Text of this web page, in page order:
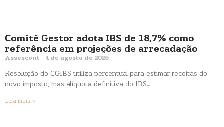
Comitê Gestor adota IBS de 18,7% como
referência em projeções de arrecadação
Assescont 4 de agosto de 2026
Resolução do CGIBS utiliza percentual para estimar receitas do
novo imposto, mas alíquota definitiva do IBS…
Leia mais »